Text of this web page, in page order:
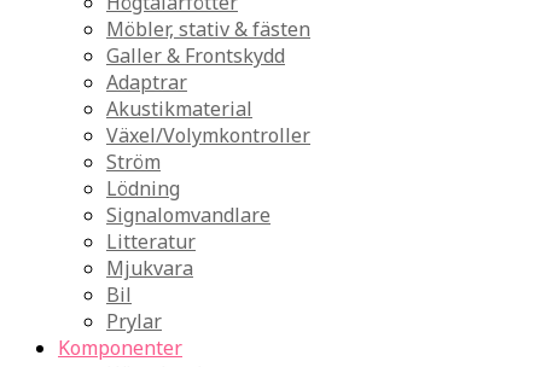
Möbler, stativ & fästen
Galler & Frontskydd
Adaptrar
Akustikmaterial
Växel/Volymkontroller
Ström
Lödning
Signalomvandlare
Litteratur
Mjukvara
Bil
Prylar
Komponenter